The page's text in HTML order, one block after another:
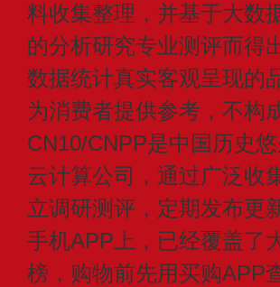
料收集整理，并基于大数
的分析研究专业测评而得
数据统计真实客观呈现的
为消费者提供参考，不构
CN10/CNPP是中国历史
云计算公司，通过广泛收
立调研测评，定期发布更
手机APP上，已经覆盖了
榜，购物前先用买购APP